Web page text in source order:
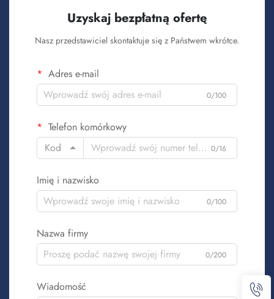
Uzyskaj bezpłatną ofertę
Nasz przedstawiciel skontaktuje się z Państwem wkrótce.
Adres e-mail
0/100
Telefon komórkowy
Kod
0/16
Imię i nazwisko
0/100
Nazwa firmy
0/200
Wiadomość